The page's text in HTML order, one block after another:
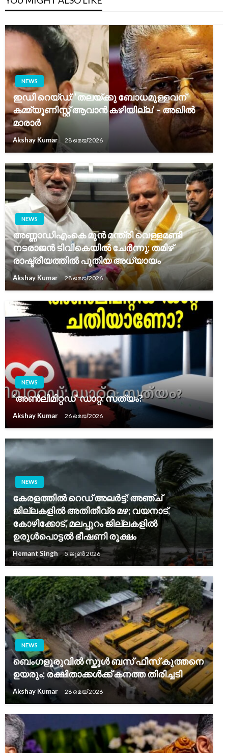
NEWS
ഇഡി റെയ്ഡ്: ‘തലയ്ക്കു ബോധമുള്ളവന്
കമ്മ്യൂണിസ്റ്റ് ആവാൻ കഴിയില്ല’ – അഖിൽ
മാരാർ
Akshay Kumar 28 മെയ്‌ 2026
NEWS
അണ്ണാഡിഎംകെ മുൻ മന്ത്രി വെള്ളമണ്ടി
നടരാജൻ ടിവികെയിൽ ചേർന്നു; തമിഴ്
രാഷ്ട്രീയത്തിൽ പുതിയ അധ്യായം
Akshay Kumar 28 മെയ്‌ 2026
NEWS
‘അൺലിമിറ്റഡ്’ ഡാറ്റ: സത്യം?
Akshay Kumar 26 മെയ്‌ 2026
NEWS
കേരളത്തിൽ റെഡ് അലർട്ട്: അഞ്ച്
ജില്ലകളിൽ അതിതീവ്ര മഴ; വയനാട്,
കോഴിക്കോട്, മലപ്പുറം ജില്ലകളിൽ
ഉരുൾപൊട്ടൽ ഭീഷണി രൂക്ഷം
Hemant Singh 5 ജൂൺ 2026
NEWS
ബെംഗളൂരുവിൽ സ്കൂൾ ബസ് ഫീസ് കുത്തനെ
ഉയരും; രക്ഷിതാക്കൾക്ക് കനത്ത തിരിച്ചടി
Akshay Kumar 28 മെയ്‌ 2026